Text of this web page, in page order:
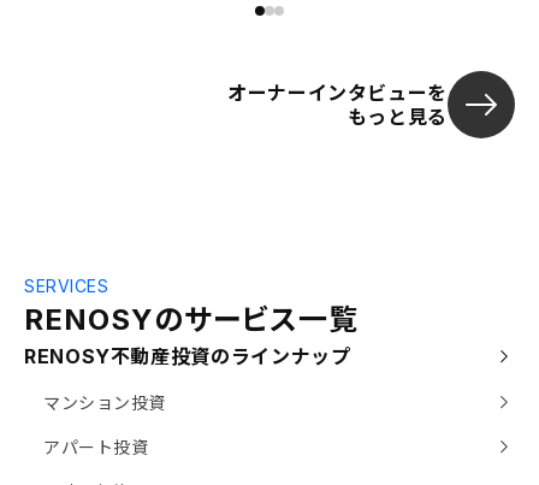
オーナーインタビューを
もっと見る
RENOSYのサービス一覧
SERVICES
RENOSY不動産投資のラインナップ
マンション投資
アパート投資